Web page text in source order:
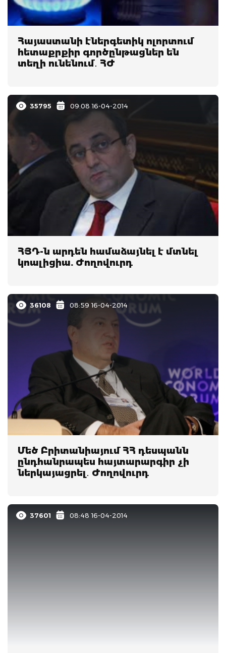
Հայաստանի էներգետիկ ոլորտում
հետաքրքիր գործընթացներ են
տեղի ունենում․ ՀԺ
35795 09:08 16-04-2014
ՀՅԴ-ն արդեն համաձայնել է մտնել
կոալիցիա. Ժողովուրդ
36108 08:59 16-04-2014
Մեծ Բրիտանիայում ՀՀ դեսպանն
ընդհանրապես հայտարարգիր չի
ներկայացրել․ Ժողովուրդ
37601 08:48 16-04-2014